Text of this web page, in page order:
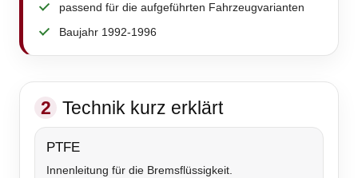
passend für die aufgeführten Fahrzeugvarianten
Baujahr 1992-1996
2 Technik kurz erklärt
PTFE
Innenleitung für die Bremsflüssigkeit.